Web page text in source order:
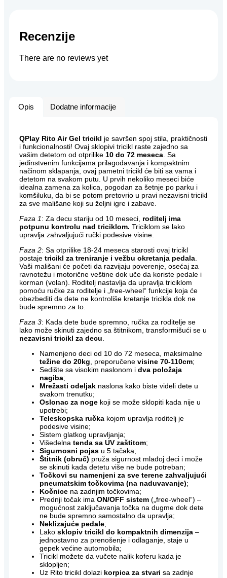
Opis Dodatne informacije
QPlay Rito Air Gel tricikl je savršen spoj stila, praktičnosti
i funkcionalnosti! Ovaj sklopivi tricikl raste zajedno sa
vašim detetom od otprilike 10 do 72 meseca. Sa
jedinstvenim funkcijama prilagođavanja i kompaktnim
načinom sklapanja, ovaj pametni tricikl će biti sa vama i
detetom na svakom putu. U prvih nekoliko meseci biće
idealna zamena za kolica, pogodan za šetnje po parku i
komšiluku, da bi se potom pretovrio u pravi nezavisni tricikl
za sve mališane koji su željni igre i zabave.
Faza 1: Za decu stariju od 10 meseci, roditelj ima
potpunu kontrolu nad triciklom. Triciklom se lako
upravlja zahvaljujući ručki podesive visine.
Faza 2: Sa otprilike 18-24 meseca starosti ovaj tricikl
postaje tricikl za treniranje i vežbu okretanja pedala.
Vaši mališani će početi da razvijaju poverenje, osećaj za
ravnotežu i motorične veštine dok uče da koriste pedale i
korman (volan). Roditelj nastavlja da upravlja triciklom
pomoću ručke za roditelje i „free-wheel“ funkcije koja će
obezbediti da dete ne kontroliše kretanje tricikla dok ne
bude spremno za to.
Faza 3: Kada dete bude spremno, ručka za roditelje se
lako može skinuti zajedno sa štitnikom, transformišući se u
nezavisni tricikl za decu.
Namenjeno deci od 10 do 72 meseca, maksimalne
težine do 20kg, preporučene visine 70-110cm;
Sedište sa visokim naslonom i dva položaja
nagiba;
Mrežasti odeljak naslona kako biste videli dete u
svakom trenutku;
Oslonac za noge koji se može sklopiti kada nije u
upotrebi;
Teleskopska ručka kojom upravlja roditelj je
podesive visine;
Sistem glatkog upravljanja;
Višedelna tenda sa UV zaštitom;
Sigurnosni pojas u 5 tačaka;
Štitnik (obruč) pruža sigurnost mlađoj deci i može
se skinuti kada detetu više ne bude potreban;
Točkovi su namenjeni za sve terene zahvaljujući
pneumatskim točkovima (na naduvavanje);
Kočnice na zadnjim točkovima;
Prednji točak ima ON/OFF sistem („free-wheel“) –
mogućnost zaključavanja točka na dugme dok dete
ne bude spremno samostalno da upravlja;
Neklizajuće pedale;
Lako sklopiv tricikl do kompaktnih dimenzija –
jednostavno za prenošenje i odlaganje, staje u
gepek većine automobila;
Tricikl možete da vučete nalik koferu kada je
sklopljen;
Uz Rito tricikl dolazi korpica za stvari sa zadnje
Recenzije
There are no reviews yet